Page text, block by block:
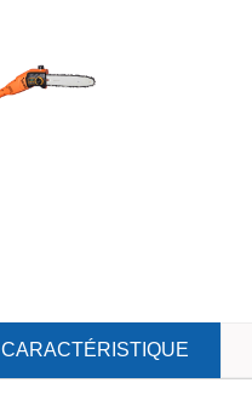
CARACTÉRISTIQUE